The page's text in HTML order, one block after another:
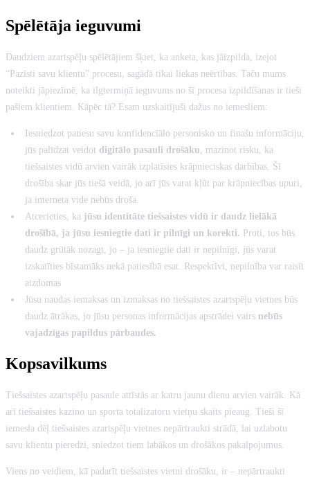
Spēlētāja ieguvumi
Daudziem azartspēļu spēlētājiem šķiet, ka anketa, kas jāizpilda, izejot
“Pazīsti savu klientu” procesu, sagādā tikai liekas neērtības. Taču mums
noteikti jāpiezīmē, ka ilgtermiņā ieguvums no šī procesa izpildīšanas ir tieši
pašiem klientiem. Kāpēc tā? Esam uzskaitījuši dažus no iemesliem:
Iesniedzot patiesu savu konfidenciālo personisko un finašu informāciju,
jūs palīdzat veidot digitālo pasauli drošāku , mazinot risku, ka
tiešsaistes vidū arvien vairāk izplatīsies krāpnieciskas darbības. Šī
drošība skar jūs tiešā veidā, jo arī jūs varat kļūt par krāpniecības upuri,
ja interneta vide nebūs droša.
Atcerieties, ka jūsu identitāte tiešsaistes vidū ir daudz lielākā
drošībā, ja jūsu iesniegtie dati ir pilnīgi un korekti. Proti, tos būs
daudz grūtāk nozagt, jo – ja iesniegtie dati ir nepilnīgi, jūs varat
izskatīties bīstamāks nekā patiesībā esat. Respektīvi, nepilnība var raisīt
aizdomas
Jūsu naudas iemaksas un izmaksas no tiešsaistes azartspēļu vietnes būs
daudz ātrākas, jo jūsu personas informācijas apstrādei vairs nebūs
vajadzīgas papildus pārbaudes.
Kopsavilkums
Tiešsaistes azartspēļu pasaule attīstās ar katru jaunu dienu arvien vairāk. Kā
arī tiešsaistes kazino un sporta totalizatoru vietņu skaits pieaug. Tieši šī
iemesla dēļ tiešsaistes azartspēļu vietnes nepārtraukti strādā, lai uzlabotu
savu klientu pieredzi, sniedzot tiem labākos un drošākos pakalpojumus.
Viens no veidiem, kā padarīt tiešsaistes vietni drošāku, ir – nepārtraukti